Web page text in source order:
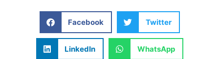
Facebook Twitter
LinkedIn WhatsApp